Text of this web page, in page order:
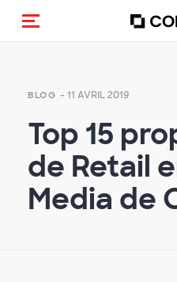
(Des)activer la
BLOG - 11 AVRIL 2019
Top 15
de Retail
Media de